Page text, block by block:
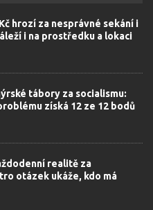
hrozí za nesprávné sekání i
i na prostředku a lokaci
tábory za socialismu:
získá 12 ze 12 bodů
realitě za
otázek ukáže, kdo má